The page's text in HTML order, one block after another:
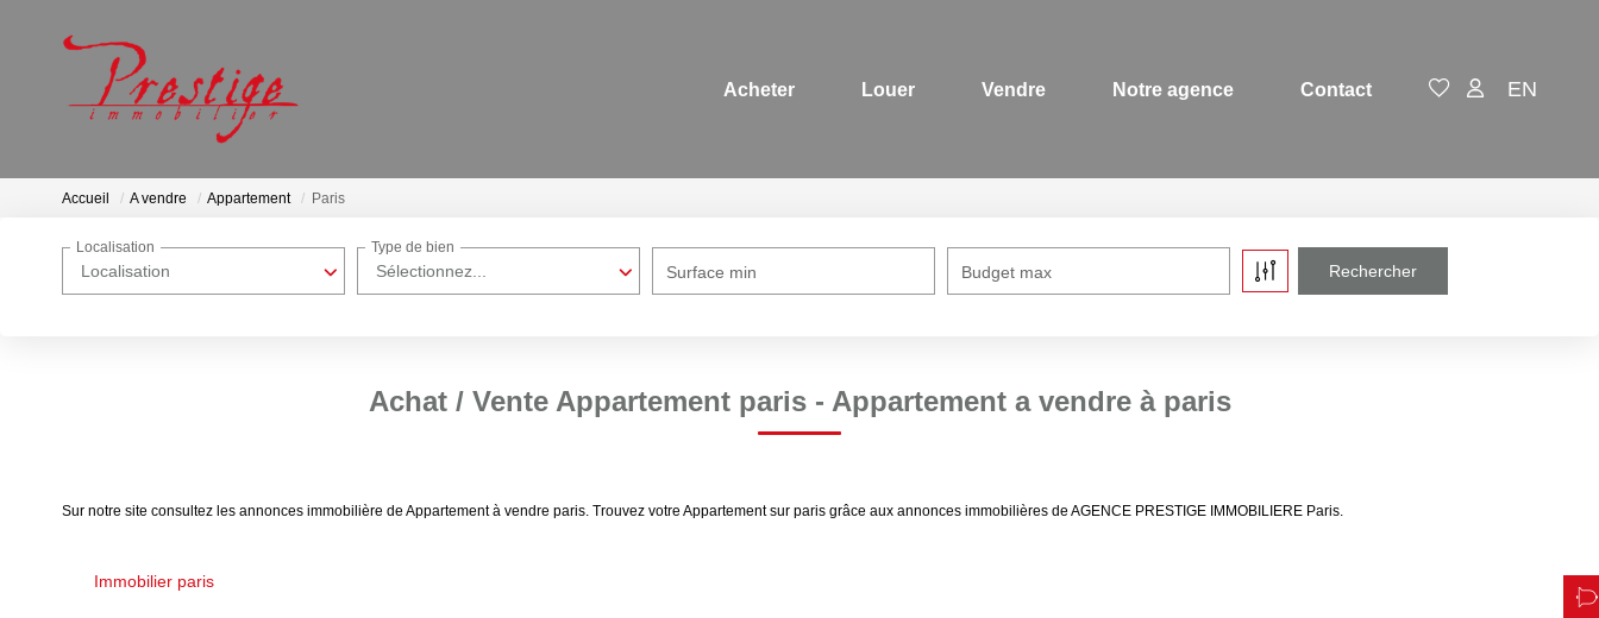
Acheter Louer Vendre Notre agence Contact EN
Accueil A vendre Appartement Paris
Localisation
Localisation
Sélectionnez...
Type de bien
Surface min Budget max
Achat / Vente Appartement paris - Appartement a vendre à paris
Sur notre site consultez les annonces immobilière de Appartement à vendre paris. Trouvez votre Appartement sur paris grâce aux annonces immobilières de AGENCE PRESTIGE IMMOBILIERE Paris.
Immobilier paris